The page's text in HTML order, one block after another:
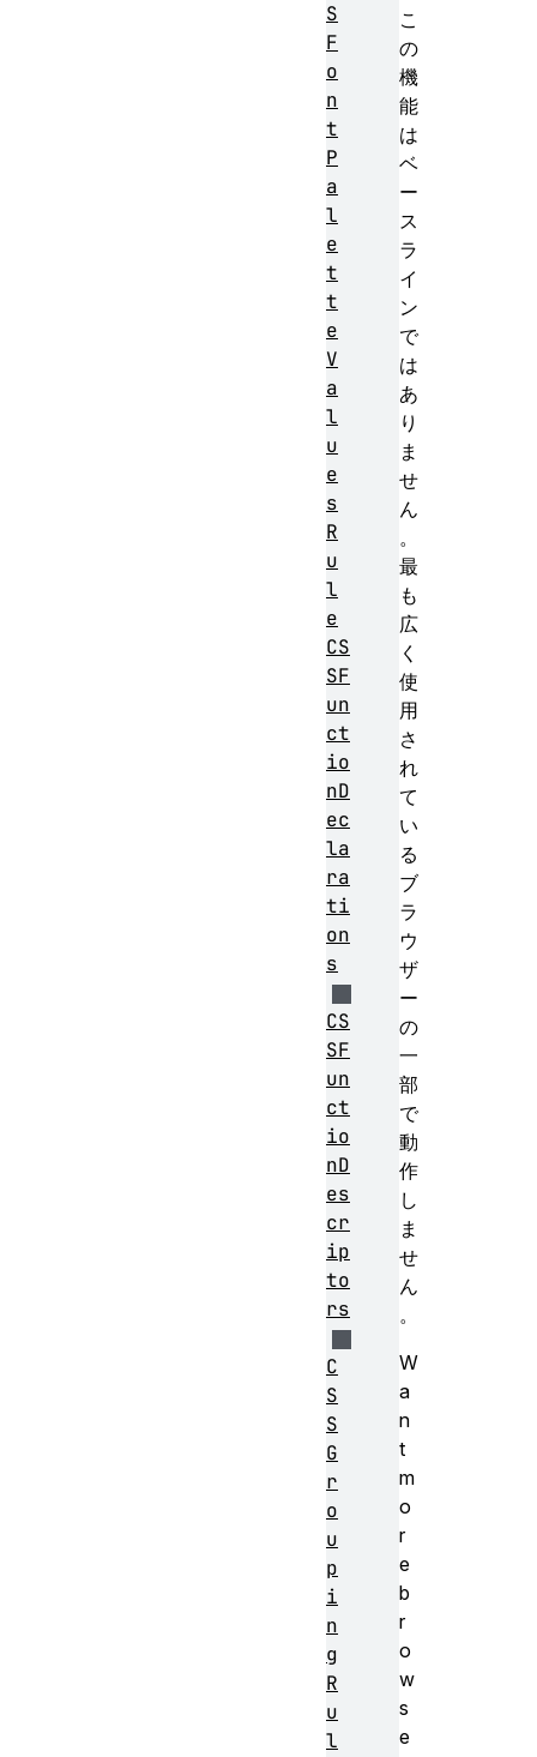
こ
の
機
能
は
ベ
ー
ス
ラ
イ
ン
で
は
あ
り
ま
せ
ん
。
最
も
広
く
使
用
さ
れ
て
い
る
ブ
ラ
ウ
ザ
ー
の
一
部
で
動
作
し
ま
せ
ん
。
W
a
n
t
m
o
r
e
b
r
o
w
s
e
S
F
o
n
t
P
a
l
e
t
t
e
V
a
l
u
e
s
R
u
l
e
CS
SF
un
ct
io
nD
ec
la
ra
ti
on
s
CS
SF
un
ct
io
nD
es
cr
ip
to
rs
C
S
S
G
r
o
u
p
i
n
g
R
u
l